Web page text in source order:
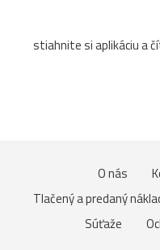
stiahnite si aplikáciu a
O nás
Tlačený a predaný
Súťaže